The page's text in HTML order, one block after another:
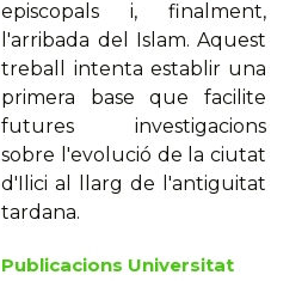
episcopals i, finalment,
l'arribada del Islam. Aquest
treball intenta establir una
primera base que facilite
futures investigacions
sobre l'evolució de la ciutat
d'Ilici al llarg de l'antiguitat
tardana.
Publicacions Universitat